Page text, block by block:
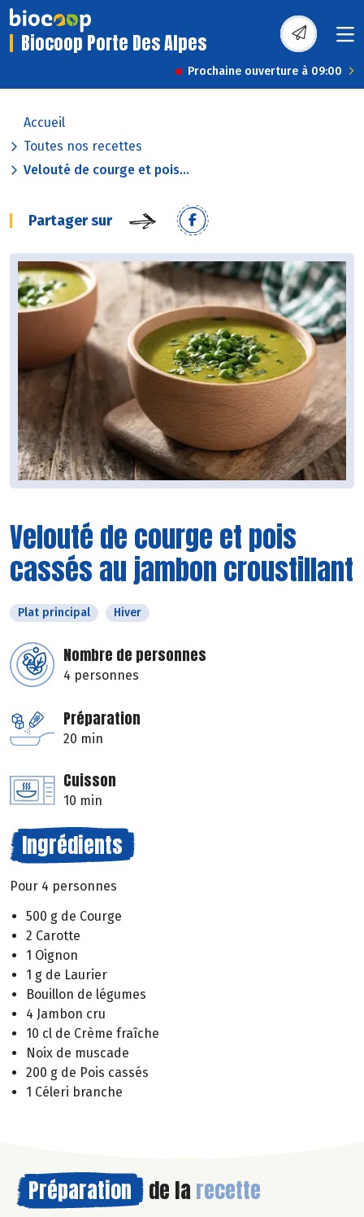
Biocoop Porte Des Alpes
Prochaine ouverture à 09:00
Accueil
Toutes nos recettes
Velouté de courge et pois...
Partager sur
Velouté de courge et pois
cassés au jambon croustillant
Plat principal Hiver
Nombre de personnes
4 personnes
Préparation
20 min
Cuisson
10 min
Ingrédients
Pour 4 personnes
500 g de Courge
2 Carotte
1 Oignon
1 g de Laurier
Bouillon de légumes
4 Jambon cru
10 cl de Crème fraîche
Noix de muscade
200 g de Pois cassés
1 Céleri branche
Préparation de la recette